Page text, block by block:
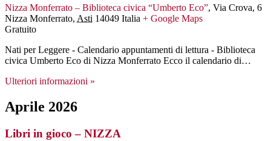
Nizza Monferrato – Biblioteca civica “Umberto Eco”, Via Crova, 6
Nizza Monferrato, Asti 14049 Italia + Google Maps
Gratuito
Nati per Leggere - Calendario appuntamenti di lettura - Biblioteca
civica Umberto Eco di Nizza Monferrato Ecco il calendario di…
Ulteriori informazioni »
Aprile 2026
Libri in gioco – NIZZA